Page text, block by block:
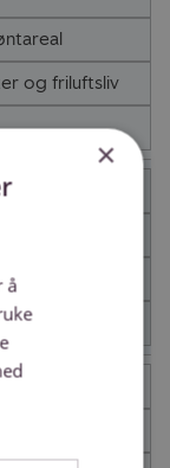
og friluftsliv
og friluftsliv
×
å